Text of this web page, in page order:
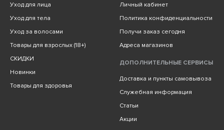
Уход для лица
Уход для тела
Уход за волосами
Товары для взрослых (18+)
СКИДКИ
Новинки
Товары для здоровья
Личный кабинет
Политика конфиденциальности
Получи заказ сегодня
Адреса магазинов
ДОПОЛНИТЕЛЬНЫЕ СЕРВИСЫ
Доставка и пункты самовывоза
Служебная информация
Статьи
Акции